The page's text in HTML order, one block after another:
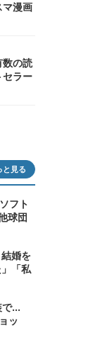
漫画
数の読
ラー
と見る
フト
球団
婚を
「私
...
ッ